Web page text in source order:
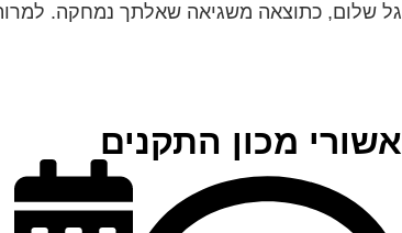
גל שלום, כתוצאה משגיאה שאלתך נמחקה.
אשורי מכון התקנים